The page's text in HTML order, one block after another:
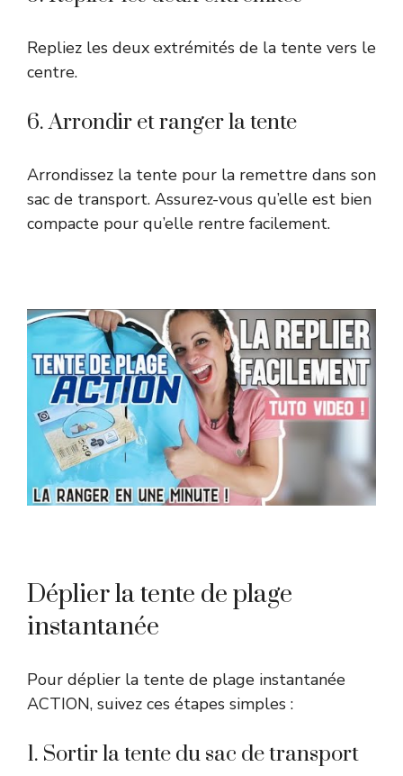
Repliez les deux extrémités de la tente vers le
centre.
6. Arrondir et ranger la tente
Arrondissez la tente pour la remettre dans son
sac de transport. Assurez-vous qu’elle est bien
compacte pour qu’elle rentre facilement.
Déplier la tente de plage
instantanée
Pour déplier la tente de plage instantanée
ACTION, suivez ces étapes simples :
1. Sortir la tente du sac de transport